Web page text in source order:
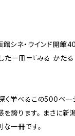
館シネ・ウインド開館
た一冊＝『みる かた
く学べるこの500ペー
を誇ります。 まさに
一冊です。